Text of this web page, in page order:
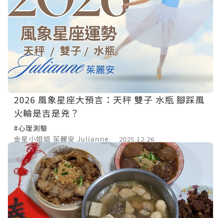
2026 風象星座大預言：天秤 雙子 水瓶 腳踩風
火輪是吉是兇？
#心理測驗
金星小姐姐 茱麗安 Julianne
2025.12.26